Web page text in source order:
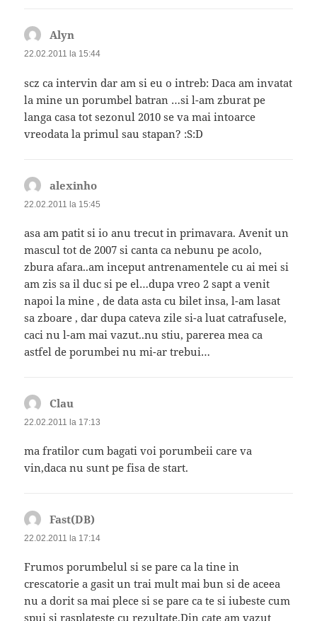
Alyn
22.02.2011 la 15:44
scz ca intervin dar am si eu o intreb: Daca am invatat
la mine un porumbel batran …si l-am zburat pe
langa casa tot sezonul 2010 se va mai intoarce
vreodata la primul sau stapan? :S:D
alexinho
22.02.2011 la 15:45
asa am patit si io anu trecut in primavara. Avenit un
mascul tot de 2007 si canta ca nebunu pe acolo,
zbura afara..am inceput antrenamentele cu ai mei si
am zis sa il duc si pe el…dupa vreo 2 sapt a venit
napoi la mine , de data asta cu bilet insa, l-am lasat
sa zboare , dar dupa cateva zile si-a luat catrafusele,
caci nu l-am mai vazut..nu stiu, parerea mea ca
astfel de porumbei nu mi-ar trebui…
Clau
22.02.2011 la 17:13
ma fratilor cum bagati voi porumbeii care va
vin,daca nu sunt pe fisa de start.
Fast(DB)
22.02.2011 la 17:14
Frumos porumbelul si se pare ca la tine in
crescatorie a gasit un trai mult mai bun si de aceea
nu a dorit sa mai plece si se pare ca te si iubeste cum
spui si rasplateste cu rezultate.Din cate am vazut